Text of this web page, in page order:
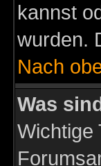
kannst
wurden.
Nach
Was
Wichtige